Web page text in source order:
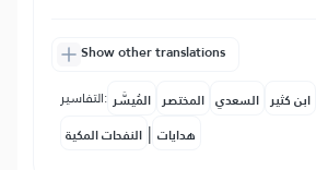
Show other translations
التفاسير: المُيسَّر المختصر السعدي ابن كثير
النفحات المكية | هدايات